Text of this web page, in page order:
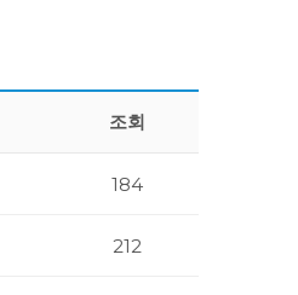
조회
184
212